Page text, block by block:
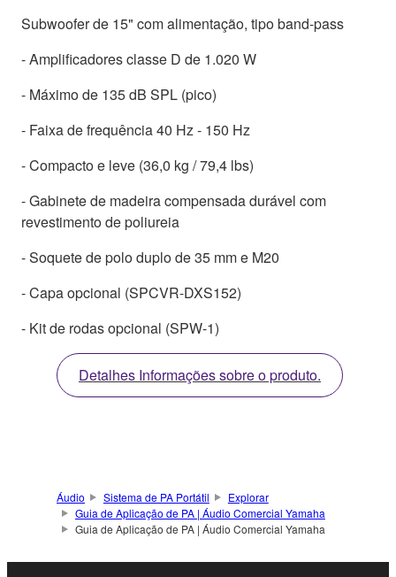
Subwoofer de 15" com alimentação, tipo band-pass
- Amplificadores classe D de 1.020 W
- Máximo de 135 dB SPL (pico)
- Faixa de frequência 40 Hz - 150 Hz
- Compacto e leve (36,0 kg / 79,4 lbs)
- Gabinete de madeira compensada durável com
revestimento de poliureia
- Soquete de polo duplo de 35 mm e M20
- Capa opcional (SPCVR-DXS152)
- Kit de rodas opcional (SPW-1)
Detalhes Informações sobre o produto.
Áudio Sistema de PA Portátil
Explorar
Guia de Aplicação de PA | Áudio Comercial Yamaha
Guia de Aplicação de PA | Áudio Comercial Yamaha